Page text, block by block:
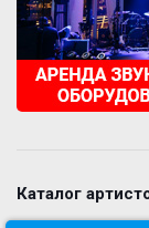
Каталог